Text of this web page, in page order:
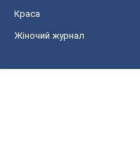
Краса
Жіночий журнал